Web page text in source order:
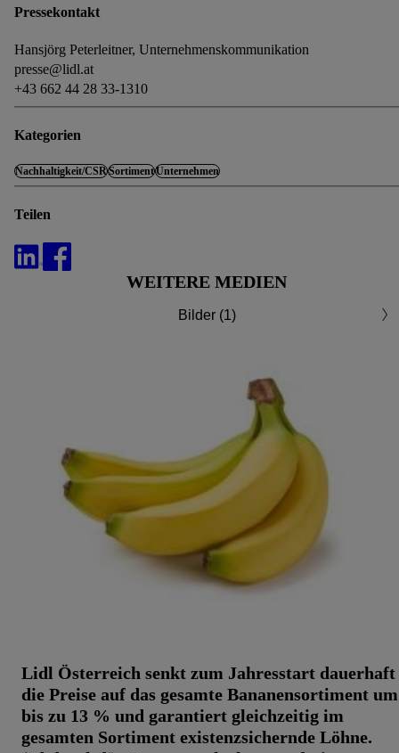
Pressekontakt
Hansjörg Peterleitner, Unternehmenskommunikation
presse@lidl.at
+43 662 44 28 33-1310
Kategorien
Nachhaltigkeit/CSRSortimentUnternehmen
Teilen
WEITERE MEDIEN
Bilder (1)
Lidl Österreich senkt zum Jahresstart dauerhaft
die Preise auf das gesamte Bananensortiment um
bis zu 13 % und garantiert gleichzeitig im
gesamten Sortiment existenzsichernde Löhne.
Zwecken zu. Weitere Informationen, auch zur Speicherdauer
Wirkung für die Zukunft zu widerrufen, finden Sie in unseren
Datenschutzbestimmungen